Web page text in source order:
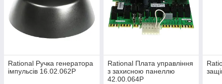
Rational Ручка генератора
імпульсів 16.02.062P
Rational Плата управління
з захисною панеллю
42.00.064P